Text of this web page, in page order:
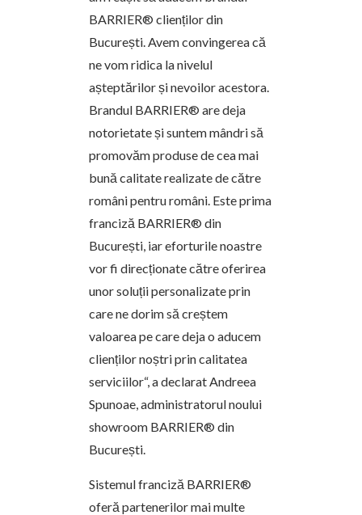
BARRIER® clienților din
București. Avem convingerea că
ne vom ridica la nivelul
așteptărilor și nevoilor acestora.
Brandul BARRIER® are deja
notorietate și suntem mândri să
promovăm produse de cea mai
bună calitate realizate de către
români pentru români. Este prima
franciză BARRIER® din
București, iar eforturile noastre
vor fi direcționate către oferirea
unor soluții personalizate prin
care ne dorim să creștem
valoarea pe care deja o aducem
clienților noștri prin calitatea
serviciilor“, a declarat Andreea
Spunoae, administratorul noului
showroom BARRIER® din
București.
Sistemul franciză BARRIER®
oferă partenerilor mai multe